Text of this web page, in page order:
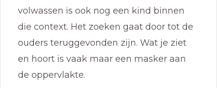
volwassen is ook nog een kind binnen
die context. Het zoeken gaat door tot de
ouders teruggevonden zijn. Wat je ziet
en hoort is vaak maar een masker aan
de oppervlakte.